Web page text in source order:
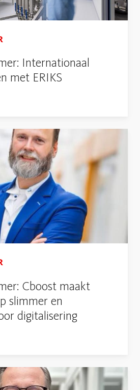
Internationaal
met ERIKS
Cboost maakt
slimmer en
digitalisering